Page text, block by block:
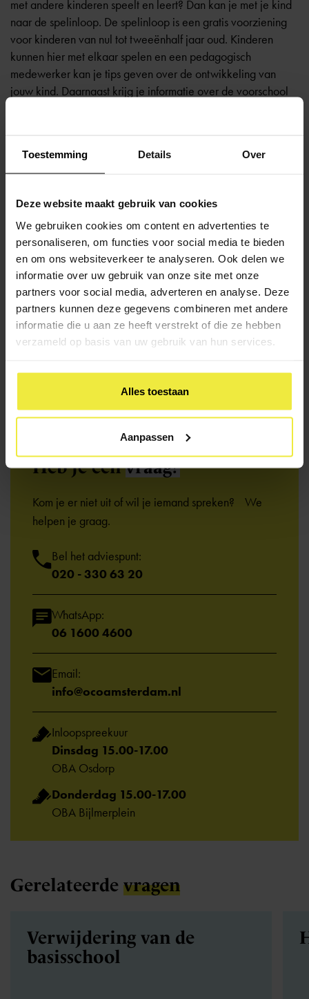
Toestemming Details Over
Deze website maakt gebruik van cookies
We gebruiken cookies om content en advertenties te
personaliseren, om functies voor social media te bieden
en om ons websiteverkeer te analyseren. Ook delen we
informatie over uw gebruik van onze site met onze
partners voor social media, adverteren en analyse. Deze
partners kunnen deze gegevens combineren met andere
informatie die u aan ze heeft verstrekt of die ze hebben
verzameld op basis van uw gebruik van hun services.
Alles toestaan
Aanpassen
met andere kinderen speelt en leert? Dan kan je met je kind
naar de spelinloop. De spelinloop is een gratis voorziening
voor kinderen van nul tot tweeënhalf jaar oud. Kinderen
kunnen hier met elkaar spelen en een pedagogisch
medewerker kan je tips geven over de ontwikkeling van
jouw kind. Daarnaast krijg je informatie over de voorschool
Heb je eenvraag?
Kom je er niet uit of wil je iemand spreken? We
helpen je graag.
Bel het adviespunt:
020 - 330 63 20
WhatsApp:
06 1600 4600
Email:
info@ocoamsterdam.nl
Inloopspreekuur
Dinsdag 15.00-17.00
OBA Osdorp
Donderdag 15.00-17.00
OBA Bijlmerplein
Gerelateerde vragen
Verwijdering van de
basisschool